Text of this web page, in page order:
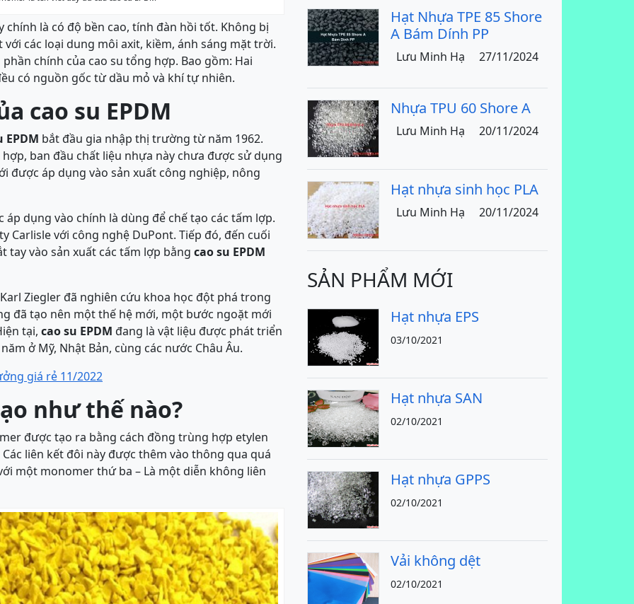
là có độ bền cao, tính đàn hồi tốt. Không bị
các loại dung môi axit, kiềm, ánh sáng mặt trời.
chính của cao su tổng hợp. Bao gồm: Hai
có nguồn gốc từ dầu mỏ và khí tự nhiên.
cao su EPDM
EPDM bắt đầu gia nhập thị trường từ năm 1962.
ban đầu chất liệu nhựa này chưa được sử dụng
được áp dụng vào sản xuất công nghiệp, nông
dụng vào chính là dùng để chế tạo các tấm lợp.
Carlisle với công nghệ DuPont. Tiếp đó, đến cuối
tay vào sản xuất các tấm lợp bằng cao su EPDM
Ziegler đã nghiên cứu khoa học đột phá trong
đã tạo nên một thế hệ mới, một bước ngoặt mới
tại, cao su EPDM đang là vật liệu được phát triển
ở Mỹ, Nhật Bản, cùng các nước Châu Âu.
giá rẻ 11/2022
như thế nào?
được tạo ra bằng cách đồng trùng hợp etylen
liên kết đôi này được thêm vào thông qua quá
một monomer thứ ba – Là một diễn không liên
Hạt Nhựa TPE 85 Shore
A Bám Dính PP
Lưu Minh Hạ 27/11/2024
Nhựa TPU 60 Shore A
Lưu Minh Hạ 20/11/2024
Hạt nhựa sinh học PLA
Lưu Minh Hạ 20/11/2024
SẢN PHẨM MỚI
Hạt nhựa EPS
03/10/2021
Hạt nhựa SAN
02/10/2021
Hạt nhựa GPPS
02/10/2021
Vải không dệt
02/10/2021